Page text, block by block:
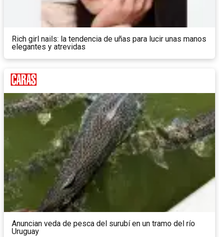
Rich girl nails: la tendencia de uñas para lucir unas manos
elegantes y atrevidas
Anuncian veda de pesca del surubí en un tramo del río
Uruguay